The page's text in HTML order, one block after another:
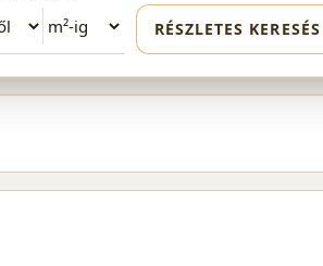
RÉSZLETES KERESÉS